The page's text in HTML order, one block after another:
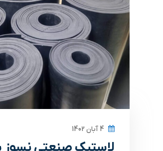
لاستیک صنعتی نسوز